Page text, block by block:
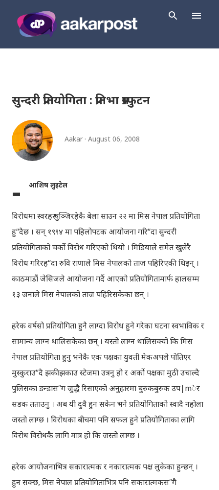
सुन्दरी प्रतियोगिता : प्रतिभा प्रस्फुटन
Aakar August 06, 2008
- आशिष लुइटेल
विरोधमा स्वरहरू गुञ्जिरहेकै बेला साउन २२ मा मिस नेपाल प्रतियोगिता
हु“दैछ । सन् १९९४ मा पहिलोपटक आयोजना गरि“दा सुन्दरी
प्रतियोगिताको चर्को विरोध गरिएको थियो । मिडियाले समेत खुलेरै
विरोध गरिरह“दा रुवि राणाले मिस नेपालको ताज पहिरिएकी थिइन् ।
काठमाडौं जेसिजले आयोजना गर्दै आएको प्रतियोगितामार्फ हालसम्म
१३ जनाले मिस नेपालको ताज पहिरिसकेका छन् ।
हरेक वर्षसो प्रतियोगिता हुनै लाग्दा विरोध हुने गरेका घटना स्वभाविक र
सामान्य लाग्न थालिसकेका छन् । यस्तो लाग्न थालिसक्यो कि मिस
नेपाल प्रतियोगिता हुनु भनेकै एक पक्षका युवती मेकअपले पोतिएर
मुस्कुराउ“दै झकीझकाउ स्टेजमा उत्रनु हो र अर्को पक्षका मुठी उचाल्दै
पुलिसका डन्डास“ग जुद्धै रिसाएको अनुहारमा बुरुकबुरुक उप|mेर
सडक तताउनु । अब यी दुवै हुन सकेन भने प्रतियोगिताको स्वादै नहोला
जस्तो लाग्छ । विरोधका बीचमा पनि सफल हुने प्रतियोगिताका लागि
विरोध विरोधकै लागि मात्र हो कि जस्तो लाग्छ ।
हरेक आयोजनाभित्र सकारात्मक र नकारात्मक पक्ष लुकेका हुन्छन् ।
हुन सक्छ, मिस नेपाल प्रतियोगिताभित्र पनि सकारात्मकस“गै